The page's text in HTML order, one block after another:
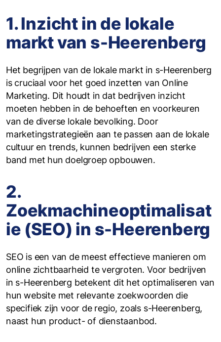
1. Inzicht in de lokale
markt van s-Heerenberg
Het begrijpen van de lokale markt in s-Heerenberg
is cruciaal voor het goed inzetten van Online
Marketing. Dit houdt in dat bedrijven inzicht
moeten hebben in de behoeften en voorkeuren
van de diverse lokale bevolking. Door
marketingstrategieën aan te passen aan de lokale
cultuur en trends, kunnen bedrijven een sterke
band met hun doelgroep opbouwen.
2.
Zoekmachineoptimalisat
ie (SEO) in s-Heerenberg
SEO is een van de meest effectieve manieren om
online zichtbaarheid te vergroten. Voor bedrijven
in s-Heerenberg betekent dit het optimaliseren van
hun website met relevante zoekwoorden die
specifiek zijn voor de regio, zoals s-Heerenberg,
naast hun product- of dienstaanbod.